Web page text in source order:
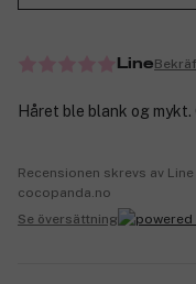
Line
Håret ble blank og mykt.
Recensionen skrevs av
cocopanda.no
Se översättning